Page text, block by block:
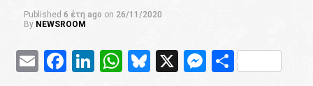
Published 6 έτη ago on 26/11/2020
By NEWSROOM
EmailFacebook
LinkedIn
WhatsApp
Bluesky
X